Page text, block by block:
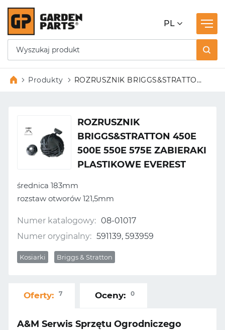
PL
Produkty
ROZRUSZNIK BRIGGS&STRATTON
ROZRUSZNIK
BRIGGS&STRATTON 450E
500E 550E 575E ZABIERAKI
PLASTIKOWE EVEREST
średnica 183mm
rozstaw otworów 121,5mm
Numer katalogowy: 08-01017
Numer oryginalny: 591139, 593959
Kosiarki Briggs & Stratton
Oferty: 7 Oceny: 0
A&M Serwis Sprzętu Ogrodniczego